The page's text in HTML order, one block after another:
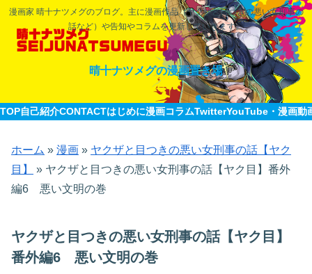
漫画家 晴十ナツメグのブログ。主に漫画作品（ヤクザと目つきの悪い女刑事の
話など）や告知やコラムを更新していきます。
晴十ナツメグの漫画置き場
TOP自己紹介CONTACTはじめに漫画コラムTwitterYouTube・漫画動
ホーム » 漫画 » ヤクザと目つきの悪い女刑事の話【ヤク
目】
» ヤクザと目つきの悪い女刑事の話【ヤク目】番外
編6 悪い文明の巻
ヤクザと目つきの悪い女刑事の話【ヤク目】
番外編6 悪い文明の巻